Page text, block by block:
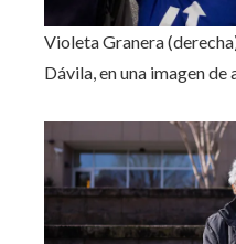
Violeta Granera
Dávila, en una imagen de